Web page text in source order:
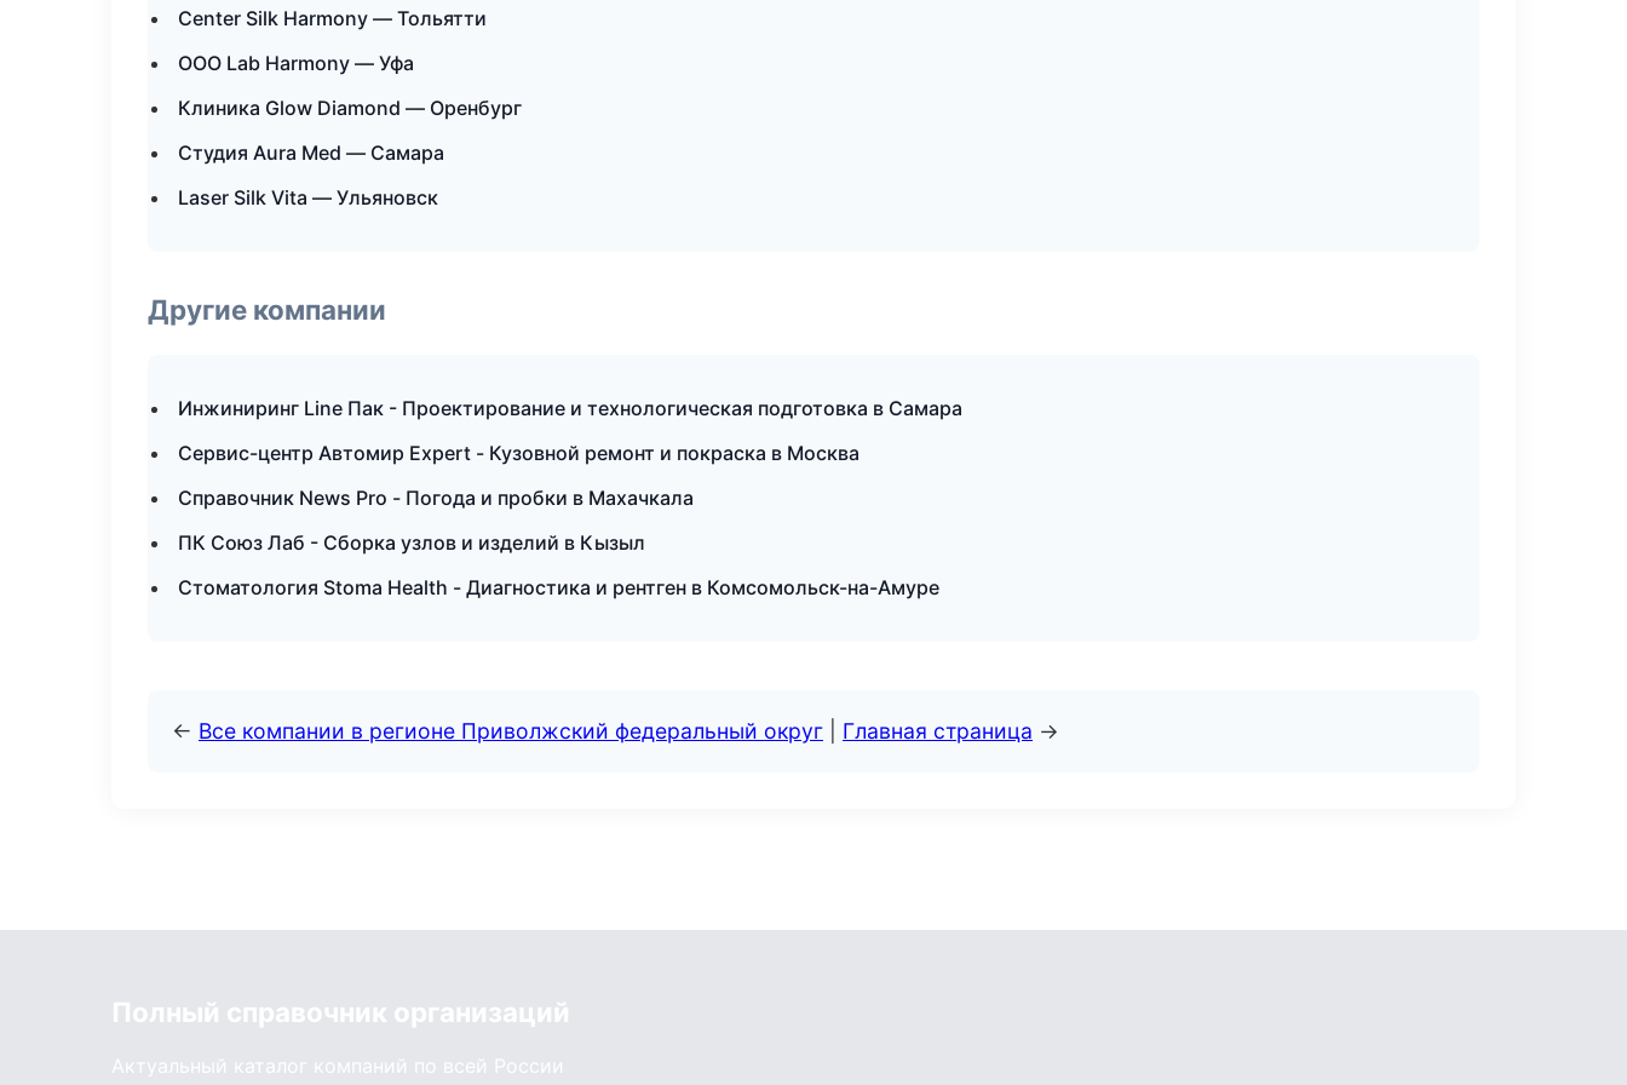
Center Silk Harmony — Тольятти
ООО Lab Harmony — Уфа
Клиника Glow Diamond — Оренбург
Студия Aura Med — Самара
Laser Silk Vita — Ульяновск
Другие компании
Инжиниринг Line Пак - Проектирование и технологическая подготовка в Самара
Сервис-центр Автомир Expert - Кузовной ремонт и покраска в Москва
Справочник News Pro - Погода и пробки в Махачкала
ПК Союз Лаб - Сборка узлов и изделий в Кызыл
Стоматология Stoma Health - Диагностика и рентген в Комсомольск-на-Амуре
← Все компании в регионе Приволжский федеральный округ Главная страница →
Полный справочник организаций
Актуальный каталог компаний по всей России